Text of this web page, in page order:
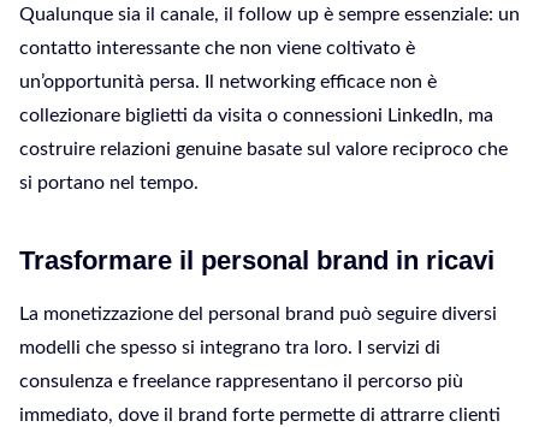
Qualunque sia il canale, il follow up è sempre essenziale: un
contatto interessante che non viene coltivato è
un’opportunità persa. Il networking efficace non è
collezionare biglietti da visita o connessioni LinkedIn, ma
costruire relazioni genuine basate sul valore reciproco che
si portano nel tempo.
Trasformare il personal brand in ricavi
La monetizzazione del personal brand può seguire diversi
modelli che spesso si integrano tra loro. I servizi di
consulenza e freelance rappresentano il percorso più
immediato, dove il brand forte permette di attrarre clienti